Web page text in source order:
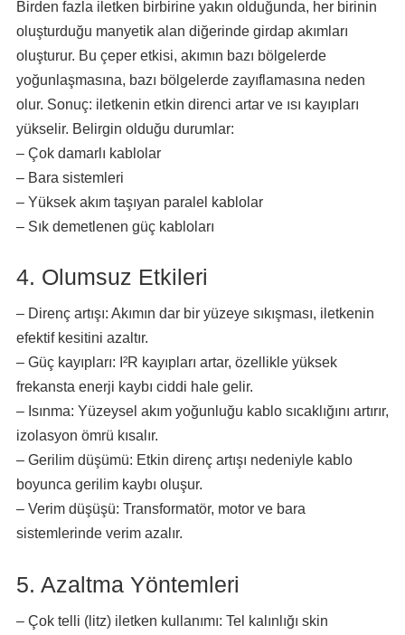
Birden fazla iletken birbirine yakın olduğunda, her birinin
oluşturduğu manyetik alan diğerinde girdap akımları
oluşturur. Bu çeper etkisi, akımın bazı bölgelerde
yoğunlaşmasına, bazı bölgelerde zayıflamasına neden
olur. Sonuç: iletkenin etkin direnci artar ve ısı kayıpları
yükselir. Belirgin olduğu durumlar:
– Çok damarlı kablolar
– Bara sistemleri
– Yüksek akım taşıyan paralel kablolar
– Sık demetlenen güç kabloları
4. Olumsuz Etkileri
– Direnç artışı: Akımın dar bir yüzeye sıkışması, iletkenin
efektif kesitini azaltır.
– Güç kayıpları: I²R kayıpları artar, özellikle yüksek
frekansta enerji kaybı ciddi hale gelir.
– Isınma: Yüzeysel akım yoğunluğu kablo sıcaklığını artırır,
izolasyon ömrü kısalır.
– Gerilim düşümü: Etkin direnç artışı nedeniyle kablo
boyunca gerilim kaybı oluşur.
– Verim düşüşü: Transformatör, motor ve bara
sistemlerinde verim azalır.
5. Azaltma Yöntemleri
– Çok telli (litz) iletken kullanımı: Tel kalınlığı skin